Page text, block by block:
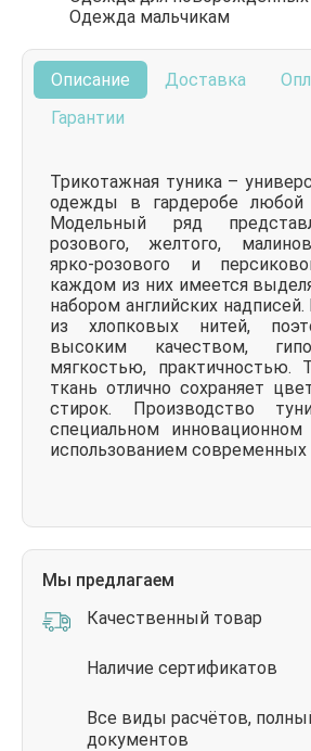
Одежда мальчикам
Описание Доставка
Гарантии
Трикотажная туника –
одежды в гардеробе
Модельный ряд
розового, желтого,
ярко-розового и
каждом из них имеется
набором английских
из хлопковых нитей,
высоким качеством,
мягкостью, практичностью.
ткань отлично сохраняет
стирок. Производство
специальном
использованием современных
Мы предлагаем
Качественный товар
Наличие сертификатов
Все виды расчётов,
документов